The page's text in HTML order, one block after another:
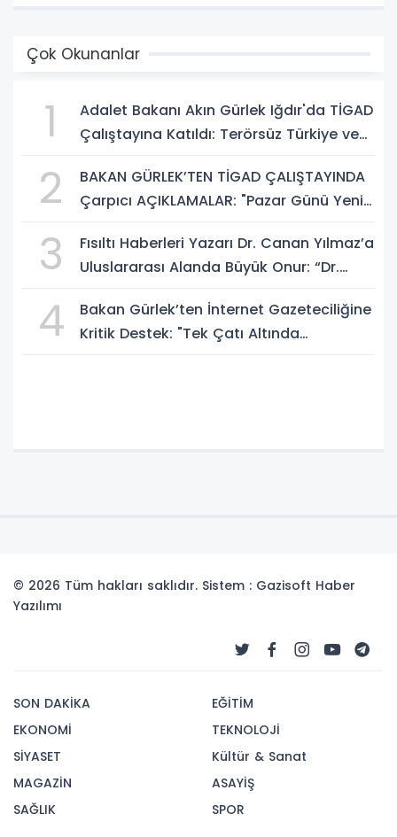
Çok Okunanlar
1
Adalet Bakanı Akın Gürlek Iğdır'da TİGAD
Çalıştayına Katıldı: Terörsüz Türkiye ve
2
BAKAN GÜRLEK’TEN TİGAD ÇALIŞTAYINDA
Çarpıcı AÇIKLAMALAR: "Pazar Günü Yeni
3
Fısıltı Haberleri Yazarı Dr. Canan Yılmaz’a
Uluslararası Alanda Büyük Onur: “Dr.
4
Bakan Gürlek’ten İnternet Gazeteciliğine
Kritik Destek: "Tek Çatı Altında
© 2026 Tüm hakları saklıdır. Sistem : Gazisoft Haber
Yazılımı
SON DAKİKA
EKONOMİ
SİYASET
MAGAZİN
SAĞLIK
EĞİTİM
TEKNOLOJİ
Kültür & Sanat
ASAYİŞ
SPOR